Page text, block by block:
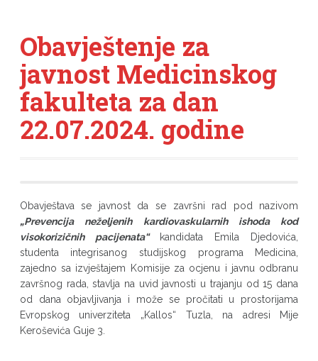
Obavještenje za
javnost Medicinskog
fakulteta za dan
22.07.2024. godine
Obavještava se javnost da se završni rad pod nazivom
„Prevencija neželjenih kardiovaskularnih ishoda kod
visokorizičnih pacijenata“
kandidata Emila Djedovića,
studenta integrisanog studijskog programa Medicina,
zajedno sa izvještajem Komisije za ocjenu i javnu odbranu
završnog rada, stavlja na uvid javnosti u trajanju od 15 dana
od dana objavljivanja i može se pročitati u prostorijama
Evropskog univerziteta „Kallos“ Tuzla, na adresi Mije
Keroševića Guje 3.